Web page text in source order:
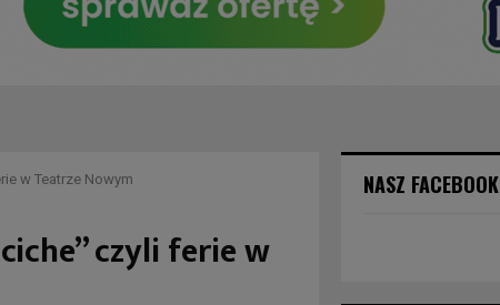
w Teatrze Nowym
czyli ferie w
NASZ FACEBOOK